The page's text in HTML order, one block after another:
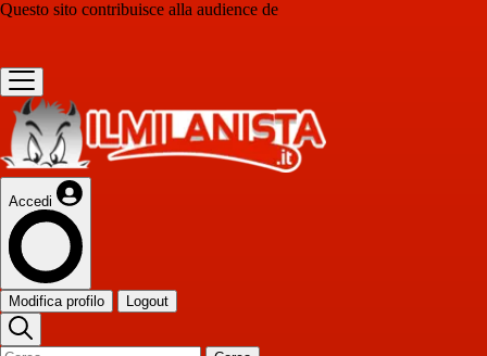
Questo sito contribuisce alla audience de
Accedi
Modifica profilo Logout